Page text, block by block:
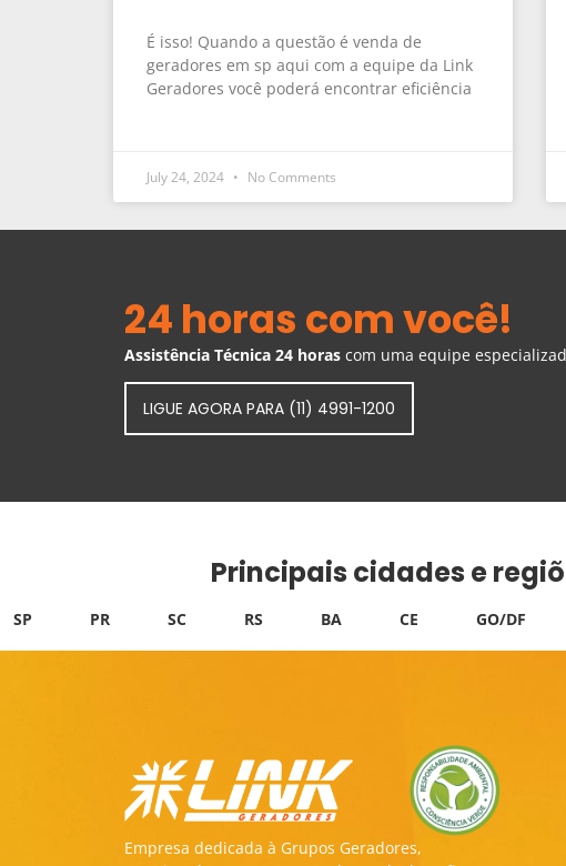
É isso! Quando a questão é venda de
geradores em sp aqui com a equipe da Link
Geradores você poderá encontrar eficiência
July 24, 2024 No Comments
24 horas com você!
Assistência Técnica 24 horas com uma equipe
LIGUE AGORA PARA (11) 4991-1200
Principais cidades e
SP PR SC RS BA CE GO/DF
Empresa dedicada à Grupos Geradores,